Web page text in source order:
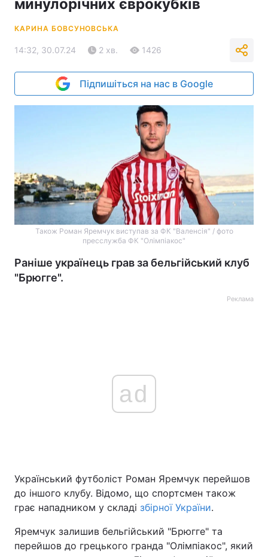
минулорічних єврокубків
КАРИНА БОВСУНОВСЬКА
14:32, 30.07.24 2 хв. 1426
Підпишіться на нас в Google
Також Роман Яремчук виступав за ФК "Валенсія" / фото
пресслужба ФК "Олімпіакос"
Раніше українець грав за бельгійський клуб
"Брюгге".
Реклама
ad
Український футболіст Роман Яремчук перейшов
до іншого клубу. Відомо, що спортсмен також
грає нападником у складі збірної України.
Яремчук залишив бельгійський "Брюгге" та
перейшов до грецького гранда "Олімпіакос", який